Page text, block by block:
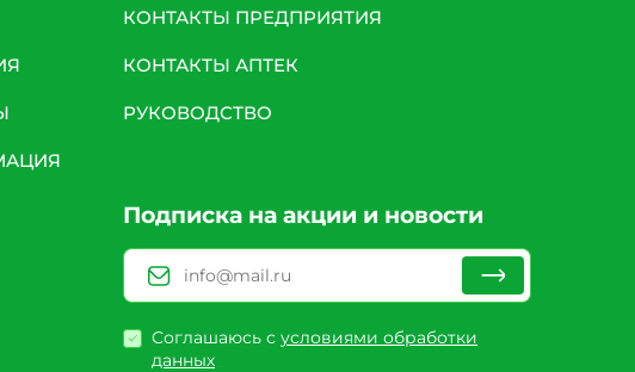
КОНТАКТЫ ПРЕДПРИЯТИЯ
КОНТАКТЫ АПТЕК
РУКОВОДСТВО
Подписка на акции и новости
Соглашаюсь с условиями обработки
данных